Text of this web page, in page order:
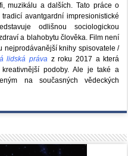
muzikálu a dalších. Tato práce o
avantgardní impresionistické
odlišnou sociologickou
a blahobytu člověka. Film není
nejprodávanější knihy spisovatele /
lidská právaz roku 2017 a která
podoby. Ale je také a
na současných vědeckých